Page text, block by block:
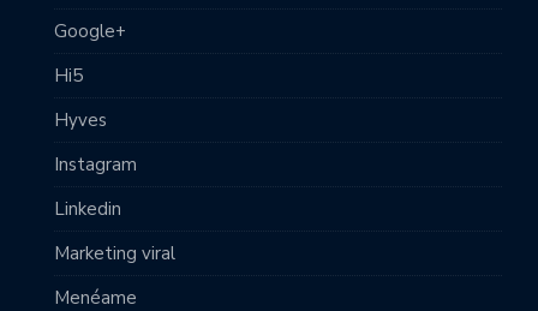
Google+
Hi5
Hyves
Instagram
Linkedin
Marketing viral
Menéame